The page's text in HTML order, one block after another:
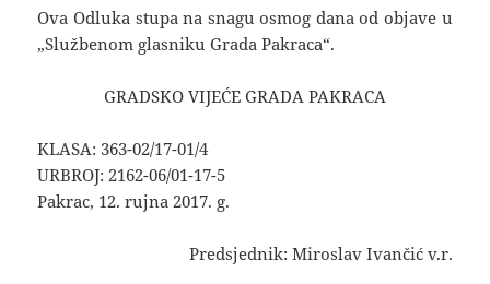
Ova Odluka stupa na snagu osmog dana od objave u
„Službenom glasniku Grada Pakraca“.
GRADSKO VIJEĆE GRADA PAKRACA
KLASA: 363-02/17-01/4
URBROJ: 2162-06/01-17-5
Pakrac, 12. rujna 2017. g.
Predsjednik: Miroslav Ivančić v.r.